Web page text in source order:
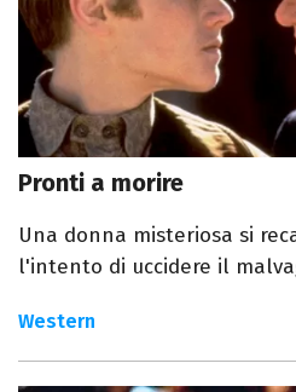
Pronti a morire
Una donna misteriosa si
l'intento di uccidere il
Western